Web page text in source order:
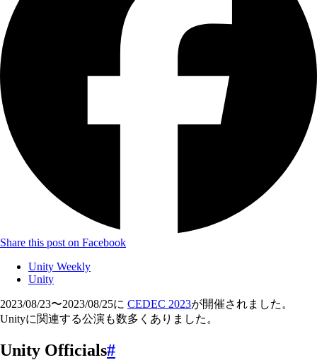
Share this post on Facebook
Unity Weekly
Unity
2023/08/23〜2023/08/25に CEDEC 2023が開催されました。
Unityに関連する公演も数多くありました。
Unity Officials#